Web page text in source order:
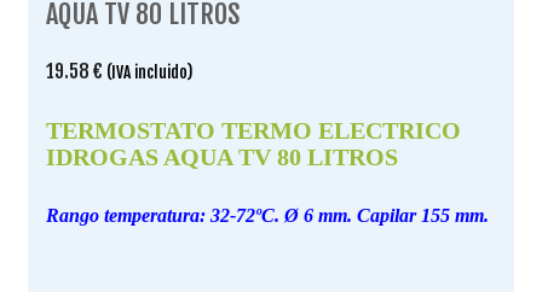
AQUA TV 80 LITROS
19.58 € (IVA incluido)
TERMOSTATO TERMO ELECTRICO
IDROGAS AQUA TV 80 LITROS
Rango temperatura: 32-72ºC. Ø 6 mm. Capilar 155 mm.